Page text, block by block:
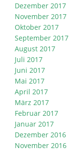
Dezember 2017
November 2017
Oktober 2017
September 2017
August 2017
Juli 2017
Juni 2017
Mai 2017
April 2017
März 2017
Februar 2017
Januar 2017
Dezember 2016
November 2016